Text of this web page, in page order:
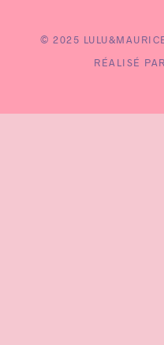
© 2025
RÉALISÉ